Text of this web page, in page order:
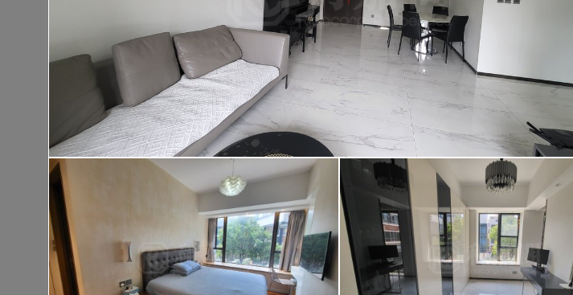
低層
建築 1400呎 @$9,500
售$13,300,000
黃金置頂
西貢近路樓新全幢
西貢
建築 2100呎
@$5,714
實用 --